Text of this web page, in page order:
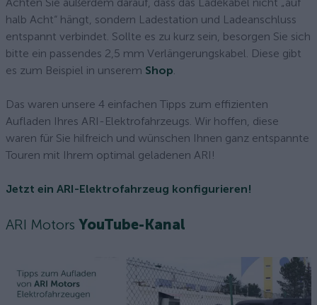
halb Acht“ hängt, sondern Ladestation und Ladeanschluss
entspannt verbindet. Sollte es zu kurz sein, besorgen Sie sich
bitte ein passendes 2,5 mm Verlängerungskabel. Diese gibt
es zum Beispiel in unserem Shop.
Das waren unsere 4 einfachen Tipps zum effizienten
Aufladen Ihres ARI-Elektrofahrzeugs. Wir hoffen, diese
waren für Sie hilfreich und wünschen Ihnen ganz entspannte
Touren mit Ihrem optimal geladenen ARI!
Jetzt ein ARI-Elektrofahrzeug konfigurieren!
ARI Motors YouTube-Kanal